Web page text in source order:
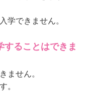
学できません。
することはできま
ません。
。